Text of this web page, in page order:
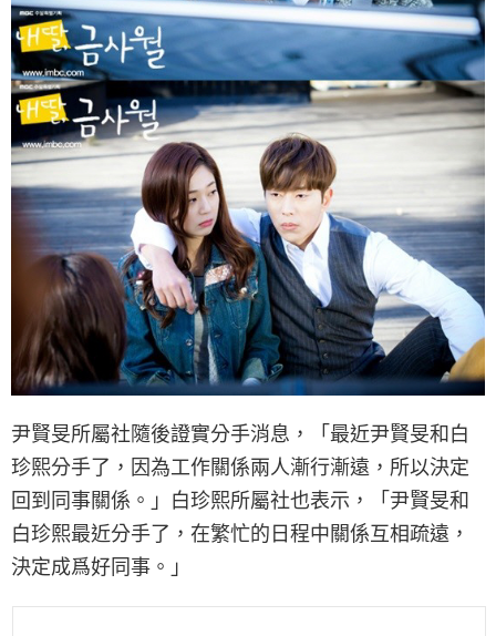
尹賢旻所屬社隨後證實分手消息，「最近尹賢旻和白
珍熙分手了，因為工作關係兩人漸行漸遠，所以決定
回到同事關係。」白珍熙所屬社也表示，「尹賢旻和
白珍熙最近分手了，在繁忙的日程中關係互相疏遠，
決定成爲好同事。」